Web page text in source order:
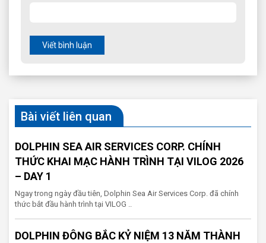
Viết bình luận
Bài viết liên quan
DOLPHIN SEA AIR SERVICES CORP. CHÍNH
THỨC KHAI MẠC HÀNH TRÌNH TẠI VILOG 2026
– DAY 1
Ngay trong ngày đầu tiên, Dolphin Sea Air Services Corp. đã chính
thức bắt đầu hành trình tại VILOG ..
DOLPHIN ĐÔNG BẮC KỶ NIỆM 13 NĂM THÀNH